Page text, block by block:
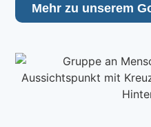
Mehr zu unserem